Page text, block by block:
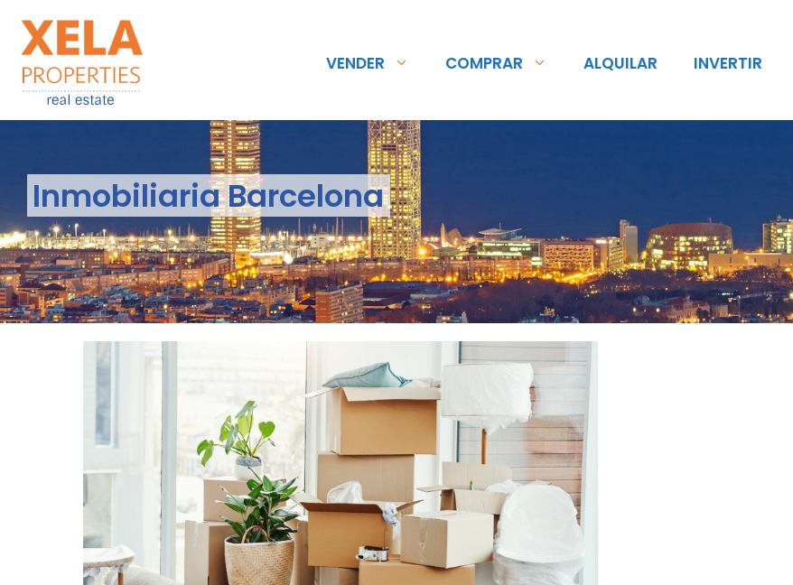
VENDER COMPRAR ALQUILAR INVERTIR
Inmobiliaria Barcelona